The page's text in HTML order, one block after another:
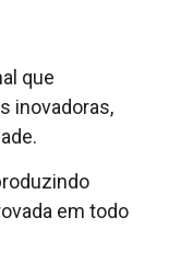
que
inovadoras,
em todo